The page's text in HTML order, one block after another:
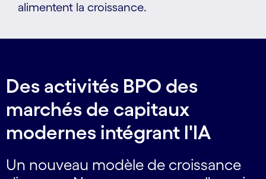
alimentent la croissance.
Des activités BPO des
marchés de capitaux
modernes intégrant l'IA
Un nouveau modèle de croissance